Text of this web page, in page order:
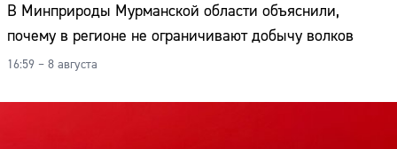
В Минприроды Мурманской области объяснили,
почему в регионе не ограничивают добычу волков
16:59 – 8 августа